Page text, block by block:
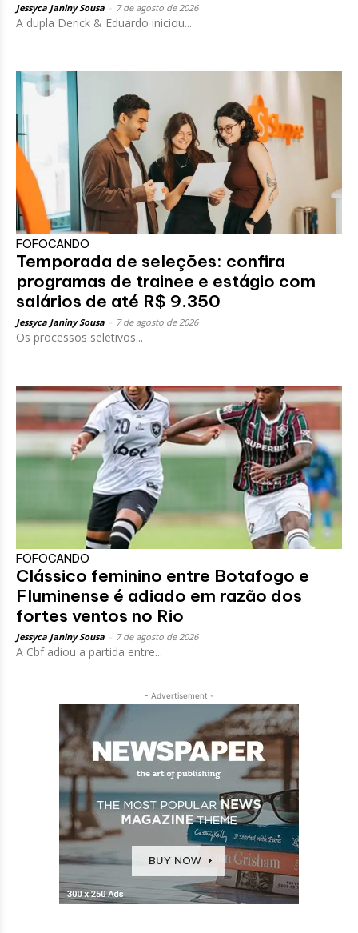
Jessyca Janiny Sousa 7 de agosto de 2026
A dupla Derick & Eduardo iniciou...
FOFOCANDO
Temporada de seleções: confira
programas de trainee e estágio com
salários de até R$ 9.350
Jessyca Janiny Sousa 7 de agosto de 2026
Os processos seletivos...
FOFOCANDO
Clássico feminino entre Botafogo e
Fluminense é adiado em razão dos
fortes ventos no Rio
Jessyca Janiny Sousa 7 de agosto de 2026
A Cbf adiou a partida entre...
- Advertisement -